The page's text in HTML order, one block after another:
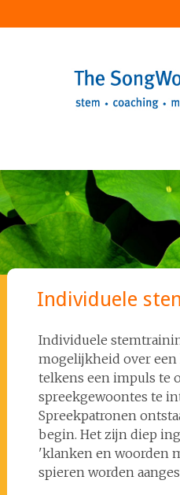
de
inhoud
Individuele
Individuele
mogelijkheid over
telkens een impuls te
spreekgewoontes te
Spreekpatronen
begin. Het zijn diep
'klanken en woorden
spieren worden